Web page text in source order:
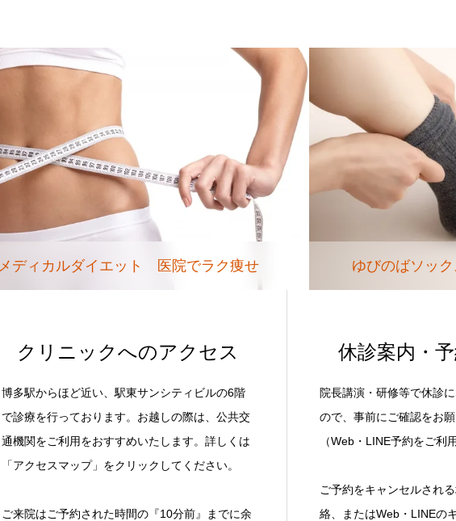
メディカルダイエット 医院でラク痩せ ゆびのばソッ
クリニックへのアクセス
博多駅からほど近い、駅東サンシティビルの6階
で診療を行っております。お越しの際は、公共交
通機関をご利用をおすすめいたします。詳しくは
「アクセスマップ」をクリックしてください。
ご来院はご予約された時間の『10分前』までに余
休診案内・
院長講演・研修等で休診
ので、事前にご確認をお願
（Web・LINE予約をご利
ご予約をキャンセルされ
絡、またはWeb・LINEの